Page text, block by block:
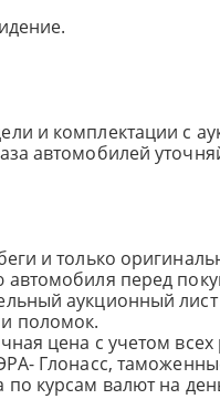
и комплектации с
автомобилей
и только
автомобиля перед
аукционный лист
поломок.
цена с учетом
Глонасс,
по курсам валют на